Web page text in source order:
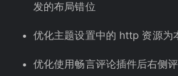
发的布局错位
优化主题设置中的 http 资源为
优化使用畅言评论插件后右侧